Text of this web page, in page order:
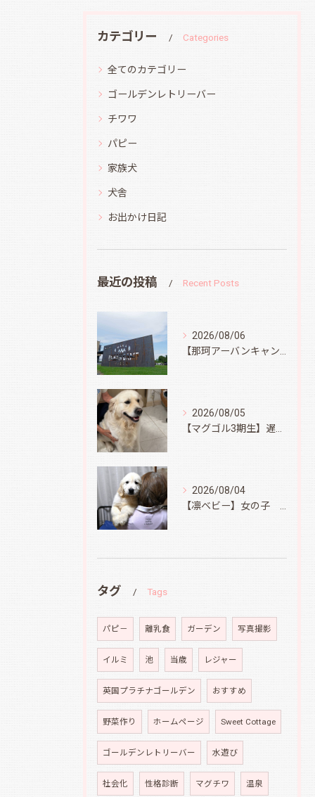
カテゴリー Categories
全てのカテゴリー
ゴールデンレトリーバー
チワワ
パピー
家族犬
犬舎
お出かけ日記
最近の投稿 Recent Posts
2026/08/06
2026/08/05
2026/08/04
タグ Tags
パピ－ 離乳食 ガーデン 写真撮影
イルミ 池 当歳 レジャー
英国プラチナゴールデン おすすめ
野菜作り ホームページ Sweet Cottage
ゴールデンレトリーバー 水遊び
社会化 性格診断 マグチワ 温泉